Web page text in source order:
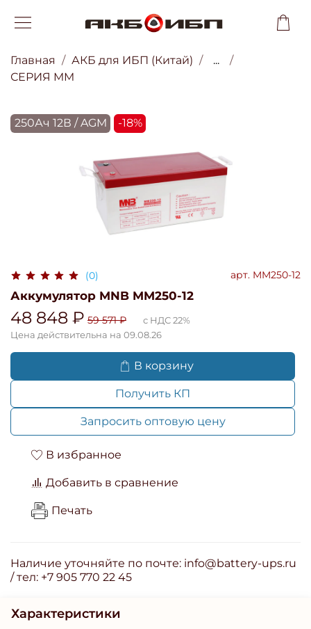
Главная АКБ для ИБП (Китай)
...
СЕРИЯ MM
250Ач 12В / AGM -18%
(0) арт. MM250-12
Аккумулятор MNB MM250-12
48 848 ₽ 59 571 ₽
с НДС 22%
Цена действительна на 09.08.26
В корзину
Получить КП
Запросить оптовую цену
В избранное
Добавить в сравнение
Печать
Наличие уточняйте по почте: info@battery-ups.ru
/ тел: +7 905 770 22 45
Характеристики